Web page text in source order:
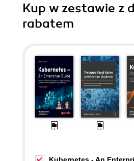
Kup w zestawie z
rabatem